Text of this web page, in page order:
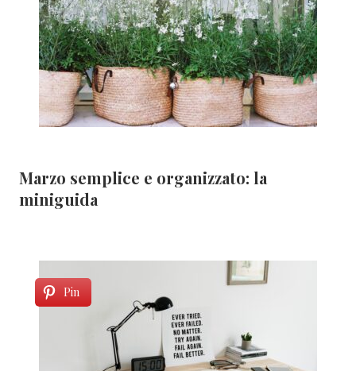
Marzo semplice e organizzato: la
miniguida
Pin